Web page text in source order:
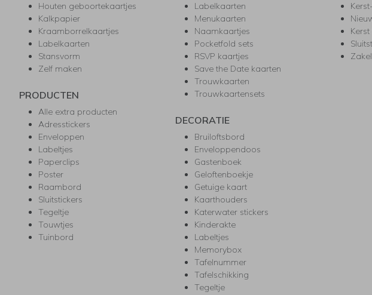
Houten geboortekaartjes
Kalkpapier
Kraamborrelkaartjes
Labelkaarten
Stansvorm
Zelf maken
PRODUCTEN
Alle extra producten
Adresstickers
Enveloppen
Labeltjes
Paperclips
Poster
Raambord
Sluitstickers
Tegeltje
Touwtjes
Tuinbord
Labelkaarten
Menukaarten
Naamkaartjes
Pocketfold sets
RSVP kaartjes
Save the Date kaarten
Trouwkaarten
Trouwkaartensets
DECORATIE
Bruiloftsbord
Enveloppendoos
Gastenboek
Geloftenboekje
Getuige kaart
Kaarthouders
Katerwater stickers
Kinderakte
Labeltjes
Memorybox
Tafelnummer
Tafelschikking
Tegeltje